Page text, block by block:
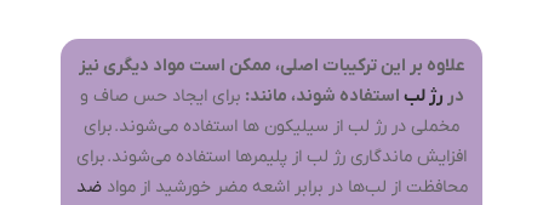
علاوه بر این ترکیبات اصلی، ممکن است مواد دیگری نیز
در رژ لب استفاده شوند، مانند: برای ایجاد حس صاف و
مخملی در رژ لب از سیلیکون ها استفاده می‌شوند. برای
افزایش ماندگاری رژ لب از پلیمرها استفاده می‌شوند. برای
محافظت از لب‌ها در برابر اشعه مضر خورشید از موادضد